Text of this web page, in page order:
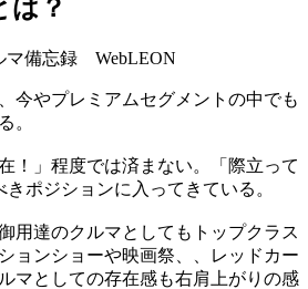
は？
今やプレミアムセグメントの中でも
。
！」程度では済まない。「際立って
ポジションに入ってきている。
用達のクルマとしてもトップクラス
ョンショーや映画祭、、レッドカー
マとしての存在感も右肩上がりの感